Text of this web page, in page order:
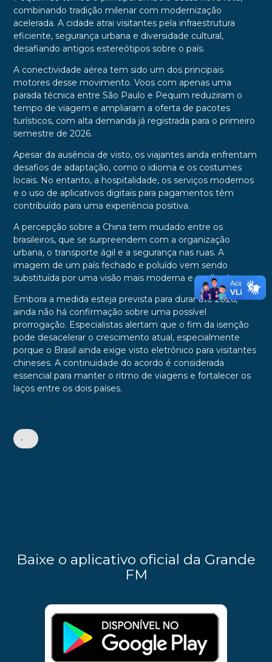
combinando tradição milenar com modernização
acelerada. A cidade atrai visitantes pela infraestrutura
eficiente, segurança urbana e diversidade cultural,
desafiando antigos estereótipos sobre o país.
A conectividade aérea tem sido um dos principais
motores desse movimento. Voos com apenas uma
parada técnica entre São Paulo e Pequim reduziram o
tempo de viagem e ampliaram a oferta de pacotes
turísticos, com alta demanda já registrada para o primeiro
semestre de 2026.
Apesar da ausência de visto, os viajantes ainda enfrentam
desafios de adaptação, como o idioma e os costumes
locais. No entanto, a hospitalidade, os serviços modernos
e o uso de aplicativos digitais para pagamentos têm
contribuído para uma experiência positiva.
A percepção sobre a China tem mudado entre os
brasileiros, que se surpreendem com a organização
urbana, o transporte ágil e a segurança nas ruas. A
imagem de um país fechado e poluído vem sendo
substituída por uma visão mais moderna e acolhedora.
Embora a medida esteja prevista para durar até 2026,
ainda não há confirmação sobre uma possível
prorrogação. Especialistas alertam que o fim da isenção
pode desacelerar o crescimento atual, especialmente
porque o Brasil ainda exige visto eletrônico para visitantes
chineses. A continuidade do acordo é considerada
essencial para manter o ritmo de viagens e fortalecer os
laços entre os dois países.
•
Baixe o aplicativo oficial da Grande
FM